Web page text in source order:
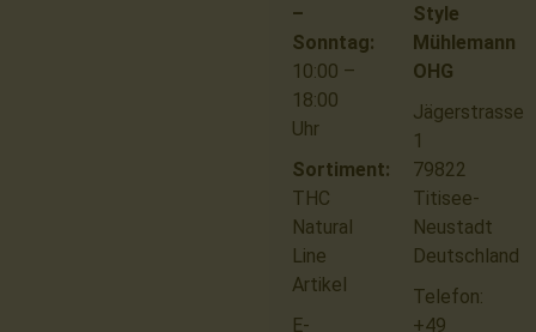
Style
Mühlemann
OHG
Jägerstrasse
1
79822
Titisee-
Neustadt
Deutschland
Telefon:
+49
–
Sonntag:
10:00 –
18:00
Uhr
Sortiment:
THC
Natural
Line
Artikel
E-